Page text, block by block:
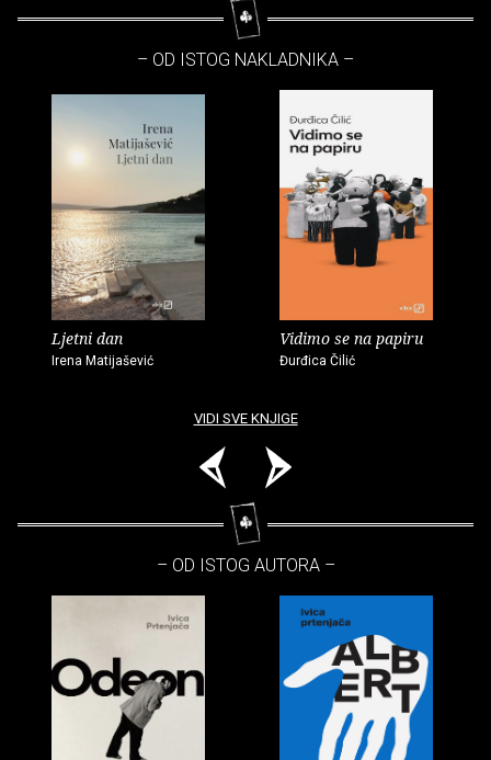
– OD ISTOG NAKLADNIKA –
Ljetni dan
Irena Matijašević
Vidimo se na papiru
Đurđica Čilić
VIDI SVE KNJIGE
– OD ISTOG AUTORA –